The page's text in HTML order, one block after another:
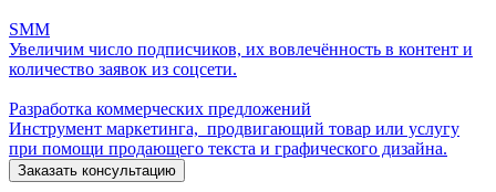
SMM
Увеличим число подписчиков, их вовлечённость в контент и
количество заявок из соцсети.
Разработка коммерческих предложений
Инструмент маркетинга, продвигающий товар или услугу
при помощи продающего текста и графического дизайна.
Заказать консультацию